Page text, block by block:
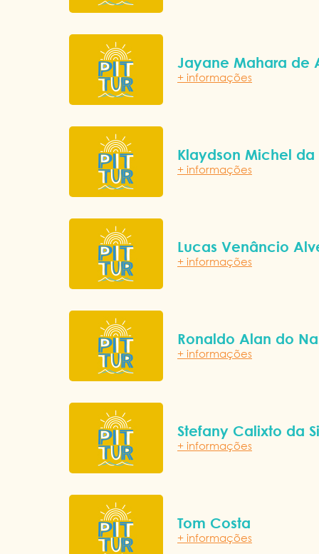
Jayane Mahara de
+ informações
Klaydson Michel da
+ informações
Lucas Venâncio
+ informações
Ronaldo Alan do
+ informações
Stefany Calixto da
+ informações
Tom Costa
+ informações